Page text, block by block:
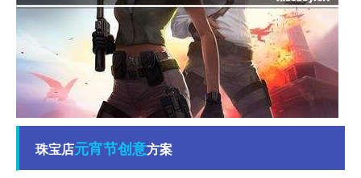
珠宝店元宵节创意方案